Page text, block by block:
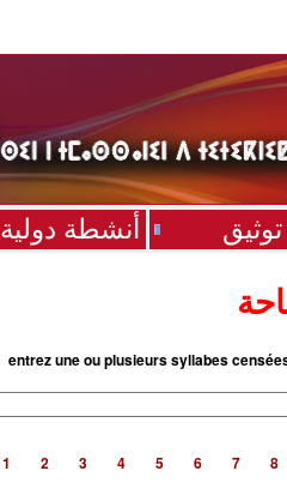
أنشطة دولية توثيق
entrez une ou plusieurs syllabes
1 2 3 4 5 6 7 8